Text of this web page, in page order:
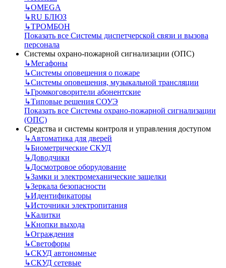
↳OMEGA
↳RU БЛЮЗ
↳ТРОМБОН
Показать все Системы диспетчерской связи и вызова
персонала
Системы охрано-пожарной сигнализации (ОПС)
↳Мегафоны
↳Системы оповещения о пожаре
↳Системы оповещения, музыкальной трансляции
↳Громкоговорители абонентские
↳Типовые решения СОУЭ
Показать все Системы охрано-пожарной сигнализации
(ОПС)
Средства и системы контроля и управления доступом
↳Автоматика для дверей
↳Биометрические СКУД
↳Доводчики
↳Досмотровое оборудование
↳Замки и электромеханические защелки
↳Зеркала безопасности
↳Идентификаторы
↳Источники электропитания
↳Калитки
↳Кнопки выхода
↳Ограждения
↳Светофоры
↳СКУД автономные
↳СКУД сетевые